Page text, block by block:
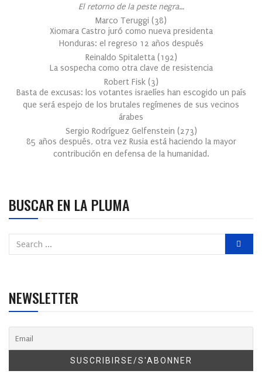
El retorno de la peste negra…
Marco Teruggi (38)
Xiomara Castro juró como nueva presidenta
Honduras: el regreso 12 años después
Reinaldo Spitaletta (192)
La sospecha como otra clave de resistencia
Robert Fisk (3)
Basta de excusas: los votantes israelíes han escogido un país
que será espejo de los brutales regímenes de sus vecinos
árabes
Sergio Rodríguez Gelfenstein (273)
85 años después, otra vez Rusia está haciendo la mayor
contribución en defensa de la humanidad.
BUSCAR EN LA PLUMA
NEWSLETTER